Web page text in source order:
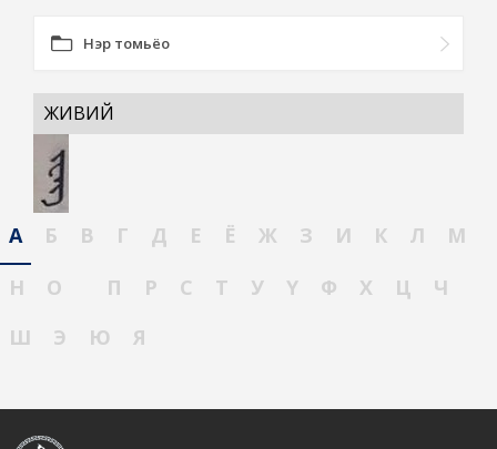
Нэр томьёо
ЖИВИЙ
А Б В Г Д Е Ё Ж З И К Л
М
Н
О П Р С Т У Ү Ф Х Ц
Ч
Ш
Э Ю Я